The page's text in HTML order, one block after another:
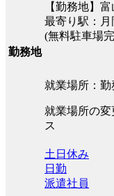
勤務地
【勤務地】
最寄り駅：月
(無料駐車場
就業場所：
就業場所の
ス
土日休み
日勤
派遣社員